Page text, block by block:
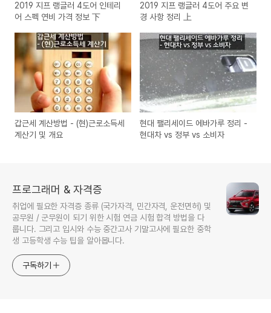
2019 지프 랭글러 4도어 인테리
어 스펙 연비 가격 정보 下
2019 지프 랭글러 4도어 주요 변
경 사항 정리 上
갑근세 계산방법 - (현)근로소득세
계산기 및 개요
현대 팰리세이드 에바가루 정리 -
현대차 vs 정부 vs 소비자
프로그래머 & 자격증
취업에 필요한 자격증 종류 (국가자격, 민간자격, 운전면허) 및
공무원 / 군무원이 되기 위한 시험 연금 시험 합격 방법을 다
룹니다. 그리고 입시와 수능 중간고사 기말고사에 필요한 중학
생 고등학생 수능 팁을 알아봅니다.
구독하기